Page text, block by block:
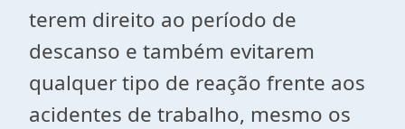
terem direito ao período de
descanso e também evitarem
qualquer tipo de reação frente aos
acidentes de trabalho, mesmo os